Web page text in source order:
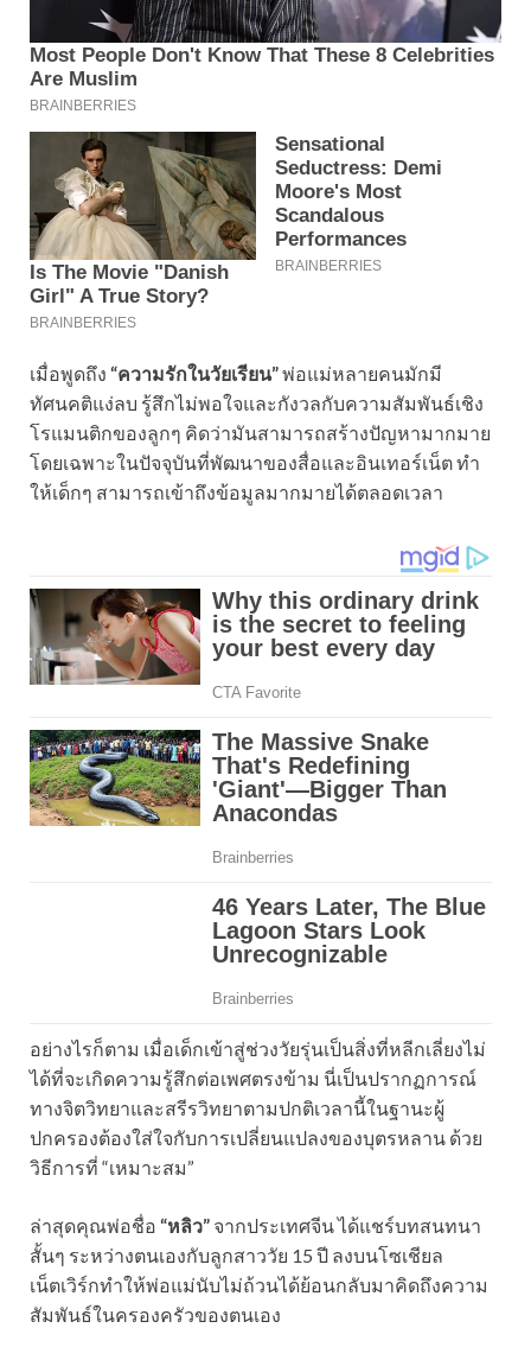
เมื่อพูดถึง “ความรักในวัยเรียน”พ่อแม่หลายคนมักมี
ทัศนคติแง่ลบ รู้สึกไม่พอใจและกังวลกับความสัมพันธ์เชิง
โรแมนติกของลูกๆ คิดว่ามันสามารถสร้างปัญหามากมาย
โดยเฉพาะในปัจจุบันที่พัฒนาของสื่อและอินเทอร์เน็ต ทำ
ให้เด็กๆ สามารถเข้าถึงข้อมูลมากมายได้ตลอดเวลา
อย่างไรก็ตาม เมื่อเด็กเข้าสู่ช่วงวัยรุ่นเป็นสิ่งที่หลีกเลี่ยงไม่
ได้ที่จะเกิดความรู้สึกต่อเพศตรงข้าม นี่เป็นปรากฏการณ์
ทางจิตวิทยาและสรีรวิทยาตามปกติเวลานี้ในฐานะผู้
ปกครองต้องใส่ใจกับการเปลี่ยนแปลงของบุตรหลาน ด้วย
วิธีการที่ “เหมาะสม”
ล่าสุดคุณพ่อชื่อ “หลิว” จากประเทศจีน ได้แชร์บทสนทนา
สั้นๆ ระหว่างตนเองกับลูกสาววัย 15 ปี ลงบนโซเชียล
เน็ตเวิร์กทำให้พ่อแม่นับไม่ถ้วนได้ย้อนกลับมาคิดถึงความ
สัมพันธ์ในครองครัวของตนเอง